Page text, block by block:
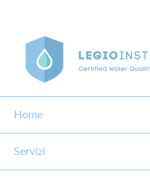
Home
Servizi